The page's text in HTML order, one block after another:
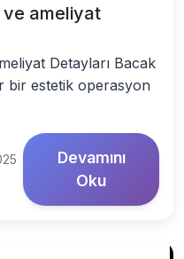
ve ameliyat
Detayları Bacak
bir estetik operasyon
Devamını
Oku